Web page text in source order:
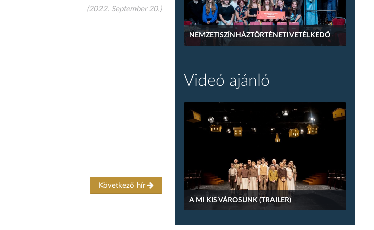
(2022. September 20.)
Következő hír
NEMZETISZÍNHÁZTÖRTÉNETI VETÉLKEDŐ
Videó ajánló
A MI KIS VÁROSUNK (TRAILER)